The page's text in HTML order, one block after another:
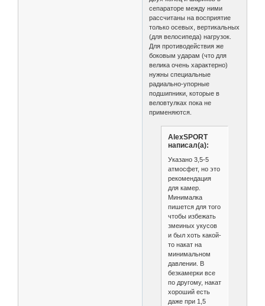
сепараторе между ними
рассчитаны на восприятие
только осевых, вертикальных
(для велосипеда) нагрузок.
Для противодействия же
боковым ударам (что для
велика очень характерно)
нужны специальные
радиально-упорные
подшипники, которые в
веловтулках пока не
применяются.
AlexSPORT
написал(а):
Указано 3,5-5
атмосфет, но это
рекомендация
для камер.
Минималка
пишется для того
чтобы избежать
змеиных укусов
и был хоть какой-
то накат на
минимальном
давлении. В
безкамерки все
по другому, накат
хороший есть
даже при 1,5